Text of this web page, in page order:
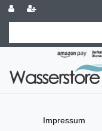
Impressum